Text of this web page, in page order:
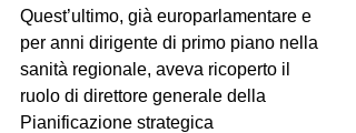
Quest’ultimo, già europarlamentare e
per anni dirigente di primo piano nella
sanità regionale, aveva ricoperto il
ruolo di direttore generale della
Pianificazione strategica